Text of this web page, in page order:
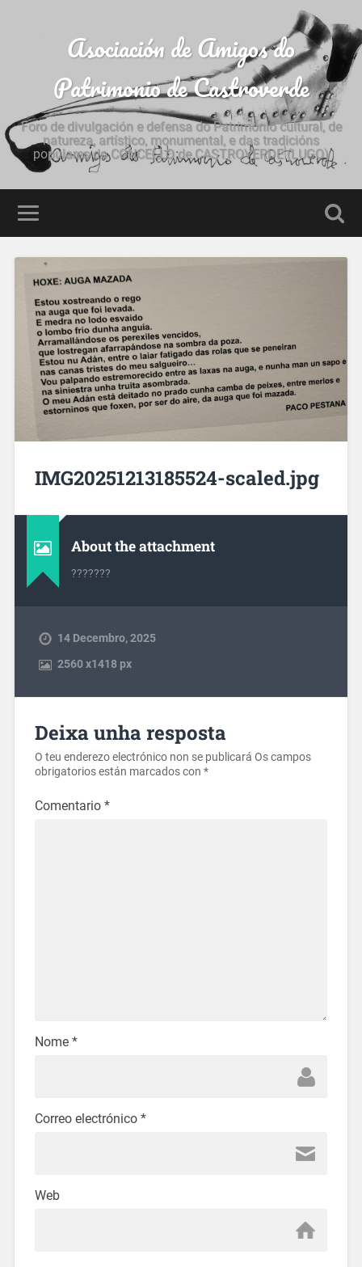
Asociación de Amigos do
Patrimonio de Castroverde
Foro de divulgación e defensa do Patrimonio cultural, de
natureza, artístico, monumental, e das tradicións
populares do CONCELLO de CASTROVERDE (LUGO)
IMG20251213185524-scaled.jpg
About the attachment
???????
14 Decembro, 2025
2560x1418 px
Deixa unha resposta
O teu enderezo electrónico non se publicará Os campos
obrigatorios están marcados con *
Comentario *
Nome *
Correo electrónico *
Web